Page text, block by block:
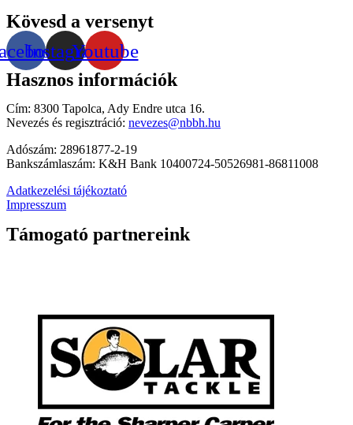
Kövesd a versenyt
InstagramYoutube
Hasznos információk
Cím: 8300 Tapolca, Ady Endre utca 16.
Nevezés és regisztráció: nevezes@nbbh.hu
Adószám: 28961877-2-19
Bankszámlaszám: K&H Bank 10400724-50526981-86811008
Adatkezelési tájékoztató
Impresszum
Támogató partnereink